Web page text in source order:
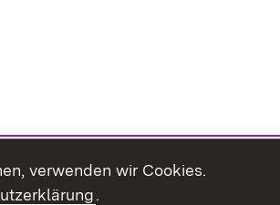
verwenden wir Cookies.
.